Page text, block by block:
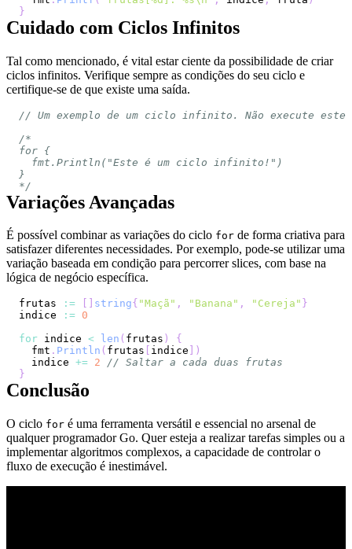
}
Cuidado com Ciclos Infinitos
Tal como mencionado, é vital estar ciente da possibilidade de criar
ciclos infinitos. Verifique sempre as condições do seu ciclo e
certifique-se de que existe uma saída.
// Um exemplo de um ciclo infinito. Não execute este
*/
Variações Avançadas
É possível combinar as variações do ciclo for de forma criativa para
satisfazer diferentes necessidades. Por exemplo, pode-se utilizar uma
variação baseada em condição para percorrer slices, com base na
lógica de negócio específica.
frutas := string{ "Maçã" , "Banana" , "Cereja" }
indice
:= 0
for indice < len ( frutas )
{
  fmt
. Println ( frutas indice
)
  indice
+= 2
// Saltar a cada duas frutas
}
Conclusão
O ciclo for é uma ferramenta versátil e essencial no arsenal de
qualquer programador Go. Quer esteja a realizar tarefas simples ou a
implementar algoritmos complexos, a capacidade de controlar o
fluxo de execução é inestimável.